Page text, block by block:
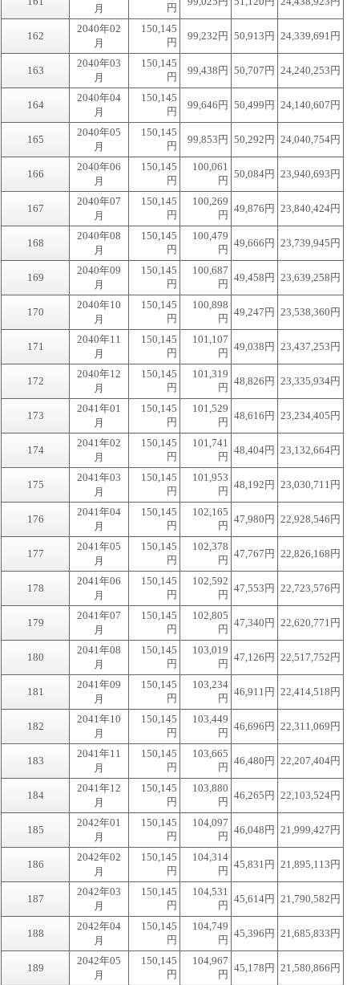
月 円
162
2040年02
月
150,145
円
99,232円 50,913円 24,339,691円
163
2040年03
月
150,145
円
99,438円 50,707円 24,240,253円
164
2040年04
月
150,145
円
99,646円 50,499円 24,140,607円
165
2040年05
月
150,145
円
99,853円 50,292円 24,040,754円
166
2040年06
月
150,145
円
100,061
円
50,084円 23,940,693円
167
2040年07
月
150,145
円
100,269
円
49,876円 23,840,424円
168
2040年08
月
150,145
円
100,479
円
49,666円 23,739,945円
169
2040年09
月
150,145
円
100,687
円
49,458円 23,639,258円
170
2040年10
月
150,145
円
100,898
円
49,247円 23,538,360円
171
2040年11
月
150,145
円
101,107
円
49,038円 23,437,253円
172
2040年12
月
150,145
円
101,319
円
48,826円 23,335,934円
173
2041年01
月
150,145
円
101,529
円
48,616円 23,234,405円
174
2041年02
月
150,145
円
101,741
円
48,404円 23,132,664円
175
2041年03
月
150,145
円
101,953
円
48,192円 23,030,711円
176
2041年04
月
150,145
円
102,165
円
47,980円 22,928,546円
177
2041年05
月
150,145
円
102,378
円
47,767円 22,826,168円
178
2041年06
月
150,145
円
102,592
円
47,553円 22,723,576円
179
2041年07
月
150,145
円
102,805
円
47,340円 22,620,771円
180
2041年08
月
150,145
円
103,019
円
47,126円 22,517,752円
181
2041年09
月
150,145
円
103,234
円
46,911円 22,414,518円
182
2041年10
月
150,145
円
103,449
円
46,696円 22,311,069円
183
2041年11
月
150,145
円
103,665
円
46,480円 22,207,404円
184
2041年12
月
150,145
円
103,880
円
46,265円 22,103,524円
185
2042年01
月
150,145
円
104,097
円
46,048円 21,999,427円
186
2042年02
月
150,145
円
104,314
円
45,831円 21,895,113円
187
2042年03
月
150,145
円
104,531
円
45,614円 21,790,582円
188
2042年04
月
150,145
円
104,749
円
45,396円 21,685,833円
189
2042年05
月
150,145
円
104,967
円
45,178円 21,580,866円